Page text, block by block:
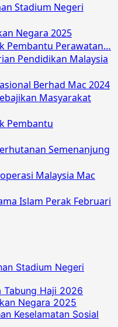
Stadium Negeri
Negara 2025
Pembantu Perawatan…
Pendidikan Malaysia
Berhad Mac 2024
Masyarakat
Pembantu
Semenanjung
Malaysia Mac
Islam Perak Februari
Stadium Negeri
Tabung Haji 2026
Negara 2025
Keselamatan Sosial